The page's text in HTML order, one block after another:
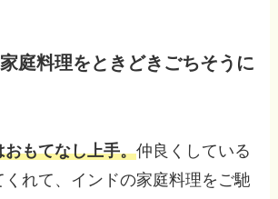
庭料理をときどきごちそうに
おもてなし上手。仲良くしている
くれて、インドの家庭料理をご馳